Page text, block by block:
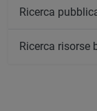
Ricerca
Ricerca risorse